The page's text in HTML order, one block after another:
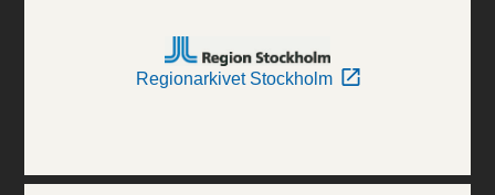
Regionarkivet Stockholm